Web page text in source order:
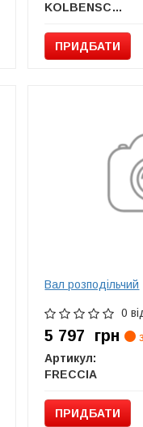
KOLBENSCHMIDT
ПРИДБАТИ
Вал розподільчий
0
5 797 грн
Артикул:
FRECCIA
ПРИДБАТИ